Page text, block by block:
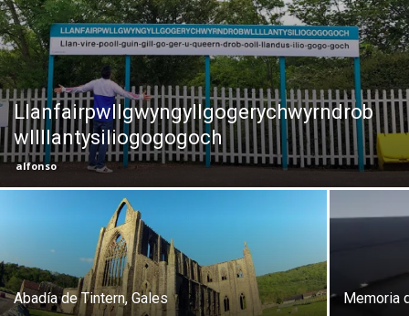
Eyes
Llanfairpwllgwyngyllgogerychwyrndrob
wllllantysiliogogogoch
alfonso
Abadía de Tintern, Gales Memoria